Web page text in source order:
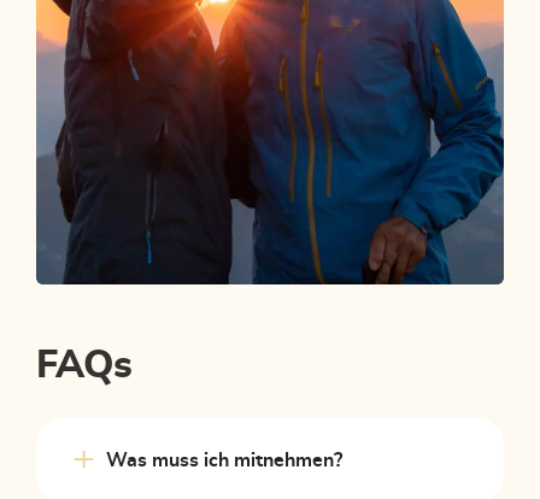
FAQs
Was muss ich mitnehmen?